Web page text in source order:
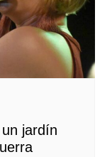
jardín